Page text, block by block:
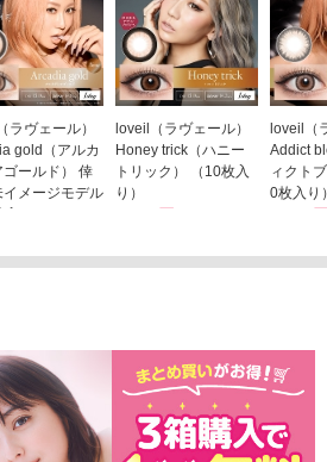
ラヴェール）
gold（アルカ
ゴールド） 倖
イメージモデル
入り）
loveil（ラヴェール）
Honey trick（ハニー
トリック） （10枚入
り）
loveil（
Addict
ィクト
0枚入り